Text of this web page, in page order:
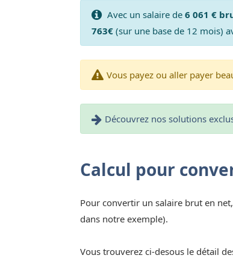
Avec un salaire de 6 061 €
763€(sur une base de 12 mois)
Vous payez ou aller payer
Découvrez nos solutions
Calcul pour
Pour convertir un salaire brut en
dans notre exemple).
Vous trouverez ci-desous le détail